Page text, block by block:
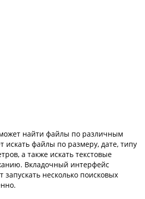
найти файлы по различным
искать файлы по размеру, дате, типу
а также искать текстовые
Вкладочный интерфейс
несколько поисковых